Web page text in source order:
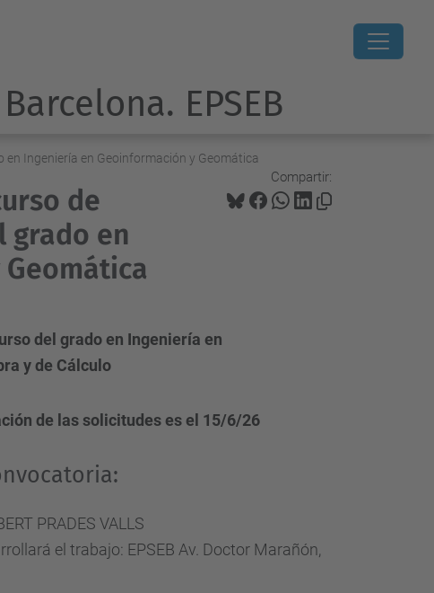
EPSEB
Ingeniería en Geoinformación y Geomática
Compartir:
de
grado en
del grado en Ingeniería en
y de Cálculo
de las solicitudes es el 15/6/26
PRADES VALLS
el trabajo: EPSEB Av. Doctor Marañón,